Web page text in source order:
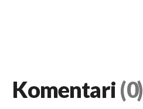
Komentari (0)